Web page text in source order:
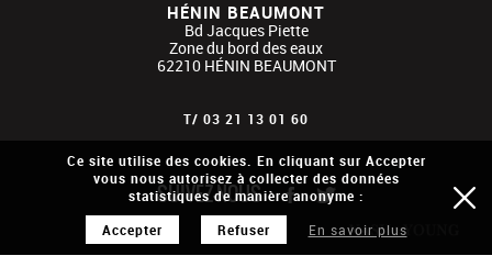
HÉNIN BEAUMONT
Bd Jacques Piette
Zone du bord des eaux
62210 HÉNIN BEAUMONT
T/ 03 21 13 01 60
SUIVEZ-NOUS
Ce site utilise des cookies. En cliquant sur Accepter
vous nous autorisez à collecter des données
statistiques de manière anonyme :
Accepter
Refuser En savoir plus